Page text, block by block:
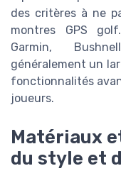
des critères à ne
montres GPS
Garmin,
généralement un
fonctionnalités
joueurs.
Matériaux
du style et